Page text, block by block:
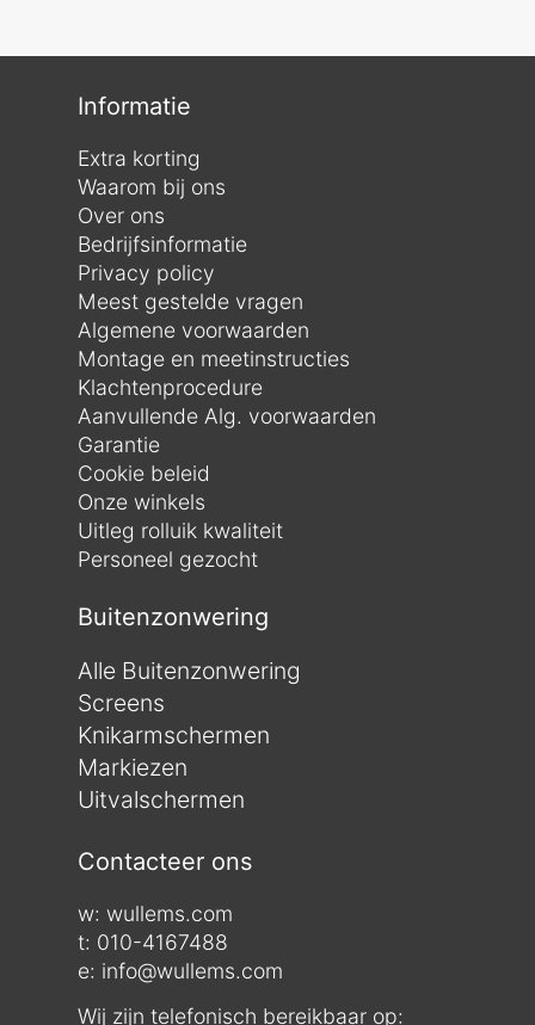
Informatie
Extra korting
Waarom bij ons
Over ons
Bedrijfsinformatie
Privacy policy
Meest gestelde vragen
Algemene voorwaarden
Montage en meetinstructies
Klachtenprocedure
Aanvullende Alg. voorwaarden
Garantie
Cookie beleid
Onze winkels
Uitleg rolluik kwaliteit
Personeel gezocht
Buitenzonwering
Alle Buitenzonwering
Screens
Knikarmschermen
Markiezen
Uitvalschermen
Contacteer ons
w: wullems.com
t: 010-4167488
e: info@wullems.com
Wij zijn telefonisch bereikbaar op: